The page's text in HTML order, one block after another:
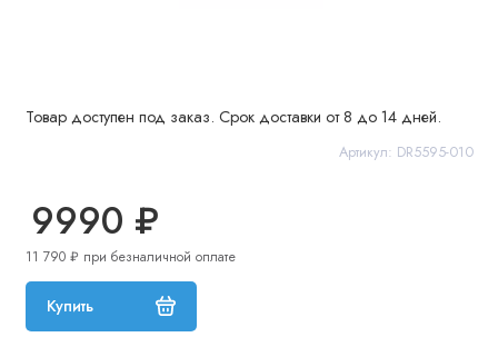
Товар доступен под заказ. Срок доставки от 8 до 14 дней.
Артикул: DR5595-010
9990 ₽
11 790 ₽ при безналичной оплате
Купить